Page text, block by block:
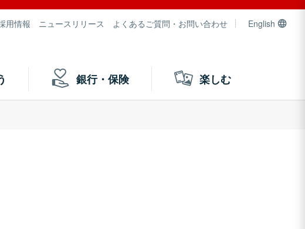
用情報 ニュースリリース よくあるご質問・お問い合わせ English
銀行・保険 楽しむ